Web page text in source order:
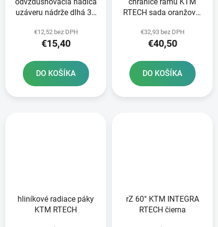
odvzdušňovacia hadica
uzáveru nádrže dlhá 36
€12,52 bez DPH
€15,40
DO KOŠÍKA
chrániče rámu KTM
RTECH sada oranžovo-
€32,93 bez DPH
€40,50
DO KOŠÍKA
hliníkové radiace páky
KTM RTECH
rZ 60° KTM INTEGRA
RTECH čierna